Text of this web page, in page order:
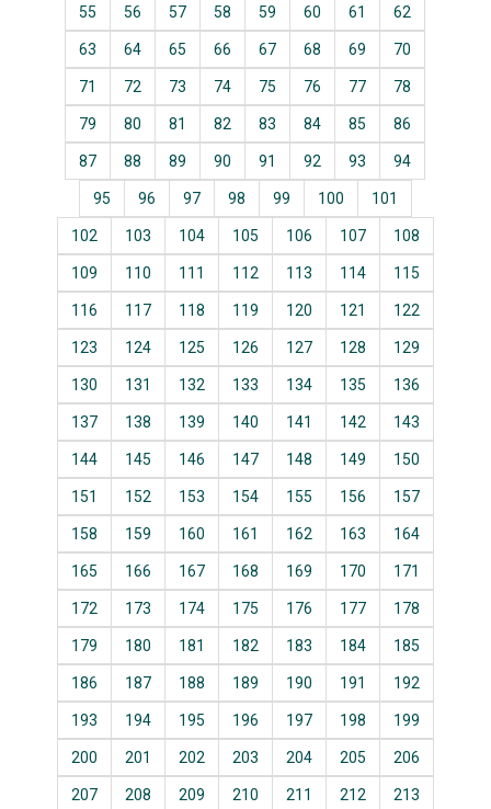
55 56 57 58 59 60 61 62
63 64 65 66 67 68 69 70
71 72 73 74 75 76 77 78
79 80 81 82 83 84 85 86
87 88 89 90 91 92 93 94
95 96 97 98 99 100 101
102 103 104 105 106 107 108
109 110 111 112 113 114 115
116 117 118 119 120 121 122
123 124 125 126 127 128 129
130 131 132 133 134 135 136
137 138 139 140 141 142 143
144 145 146 147 148 149 150
151 152 153 154 155 156 157
158 159 160 161 162 163 164
165 166 167 168 169 170 171
172 173 174 175 176 177 178
179 180 181 182 183 184 185
186 187 188 189 190 191 192
193 194 195 196 197 198 199
200 201 202 203 204 205 206
207 208 209 210 211 212 213